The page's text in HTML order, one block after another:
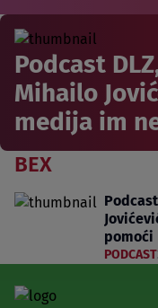
Podcast
Mihailo
medija im
BEX
pomoći
PODCAST